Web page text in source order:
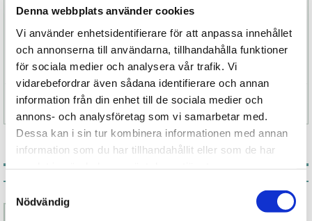
Denna webbplats använder cookies
Vi använder enhetsidentifierare för att anpassa innehållet
och annonserna till användarna, tillhandahålla funktioner
för sociala medier och analysera vår trafik. Vi
vidarebefordrar även sådana identifierare och annan
information från din enhet till de sociala medier och
annons- och analysföretag som vi samarbetar med.
Dessa kan i sin tur kombinera informationen med annan
information som du har tillhandahållit eller som de har
Nödvändig
genen ordentligt. Effekten märks i regel av inom
Gelen fungerar tillsammans med kondom.
Specifikation